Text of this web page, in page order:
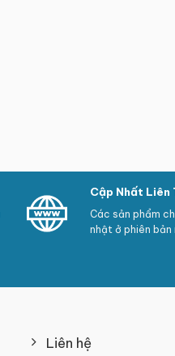
Cập Nhất Liên
Các sản phẩm
nhật ở phiên bản
Liên hệ